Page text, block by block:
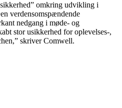
omkring udvikling i
verdensomspændende
nedgang i møde- og
stor usikkerhed for oplevelses-,
skriver Comwell.